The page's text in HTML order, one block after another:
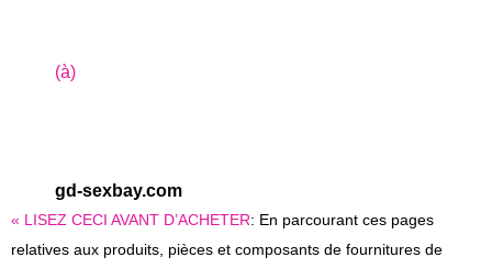
(à)
gd-sexbay.com
« LISEZ CECI AVANT D’ACHETER: En parcourant ces pages
relatives aux produits, pièces et composants de fournitures de